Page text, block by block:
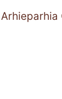
Arhieparhia